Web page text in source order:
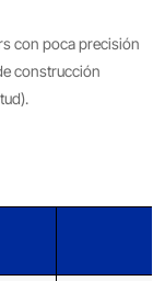
con poca precisión
construcción